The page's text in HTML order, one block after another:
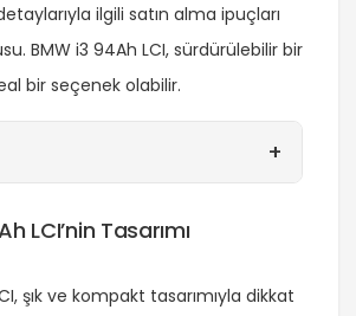
ilgili satın alma ipuçları
BMW i3 94Ah LCI, sürdürülebilir bir
bir seçenek olabilir.
+
LCI’nin Tasarımı
şık ve kompakt tasarımıyla dikkat